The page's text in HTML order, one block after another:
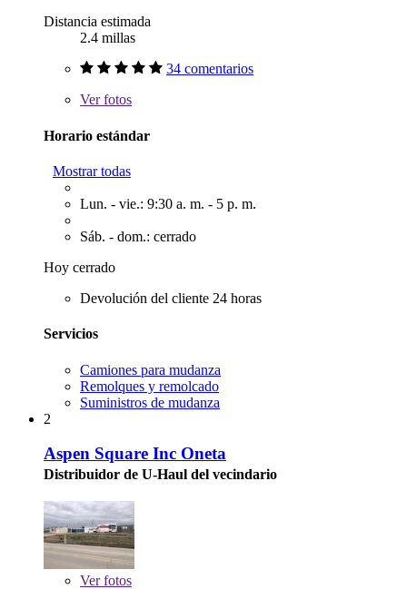
Distancia estimada
2.4 millas
34 comentarios
Verfotos
Horario estándar
Mostrar todas
Lun. - vie.: 9:30 a. m. - 5 p. m.
Sáb. - dom.: cerrado
Hoy cerrado
Devolución del cliente 24 horas
Servicios
Camiones para mudanza
Remolques y remolcado
Suministros de mudanza
2
Aspen Square Inc Oneta
Distribuidor de U-Haul del vecindario
Verfotos